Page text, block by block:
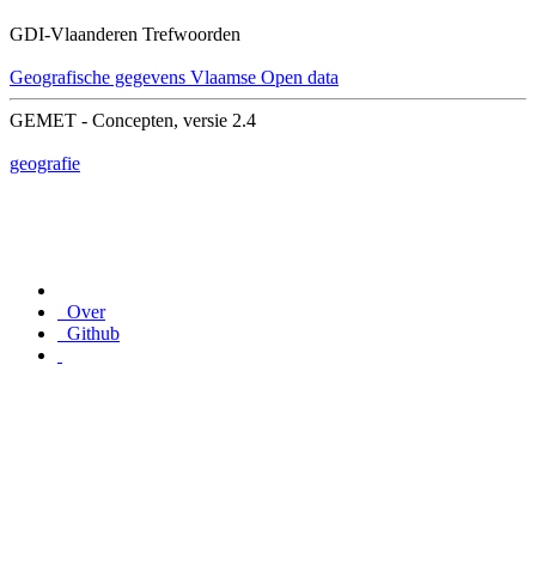
GDI-Vlaanderen Trefwoorden
Geografische gegevens Vlaamse Open data
GEMET - Concepten, versie 2.4
geografie
Over
Github